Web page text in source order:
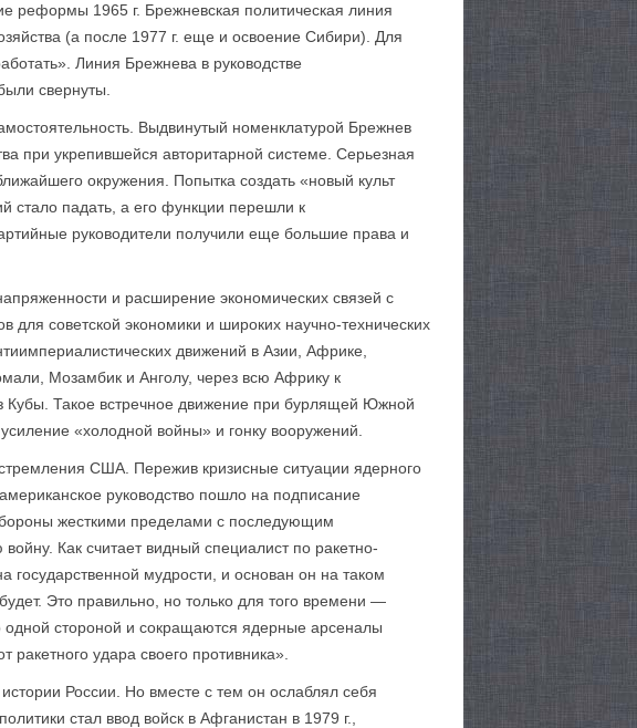
реформы 1965 г. Брежневская политическая линия
(а после 1977 г. еще и освоение Сибири). Для
Линия Брежнева в руководстве
свернуты.
Выдвинутый номенклатурой Брежнев
при укрепившейся авторитарной системе. Серьезная
окружения. Попытка создать «новый культ
стало падать, а его функции перешли к
руководители получили еще большие права и
и расширение экономических связей с
советской экономики и широких научно-технических
движений в Азии, Африке,
Мозамбик и Анголу, через всю Африку к
Такое встречное движение при бурлящей Южной
«холодной войны» и гонку вооружений.
США. Пережив кризисные ситуации ядерного
руководство пошло на подписание
жесткими пределами с последующим
Как считает видный специалист по ракетно-
мудрости, и основан он на таком
Это правильно, но только для того времени —
одной стороной и сокращаются ядерные арсеналы
ракетного удара своего противника».
России. Но вместе с тем он ослаблял себя
стал ввод войск в Афганистан в 1979 г.,